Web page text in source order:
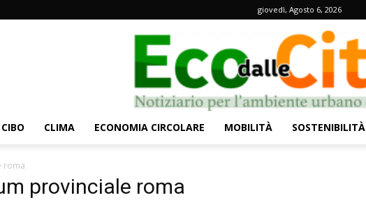
giovedì, Agosto 6, 2026
CIBO CLIMA ECONOMIA CIRCOLARE MOBILITÀ SOSTENIBILITÀ
roma
provinciale roma